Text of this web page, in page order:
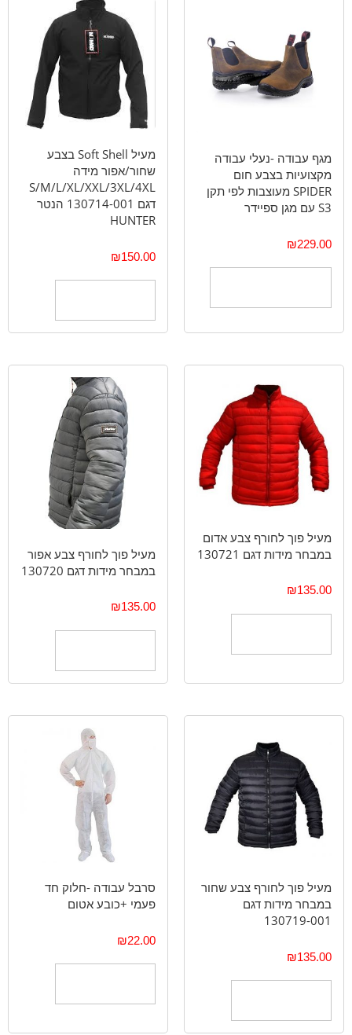
מגף עבודה -נעלי עבודה
מקצועיות בצבע חום
SPIDER מעוצבות לפי תקן
S3 עם מגן ספיידר
₪229.00
מעיל Soft Shell בצבע
שחור/אפור מידה
S/M/L/XL/XXL/3XL/4XL
דגם 130714-001 הנטר
HUNTER
₪150.00
מעיל פוך לחורף צבע אדום
במבחר מידות דגם 130721
₪135.00
מעיל פוך לחורף צבע אפור
במבחר מידות דגם 130720
₪135.00
מעיל פוך לחורף צבע שחור
במבחר מידות דגם
130719-001
₪135.00
סרבל עבודה -חלוק חד
פעמי +כובע אטום
₪22.00